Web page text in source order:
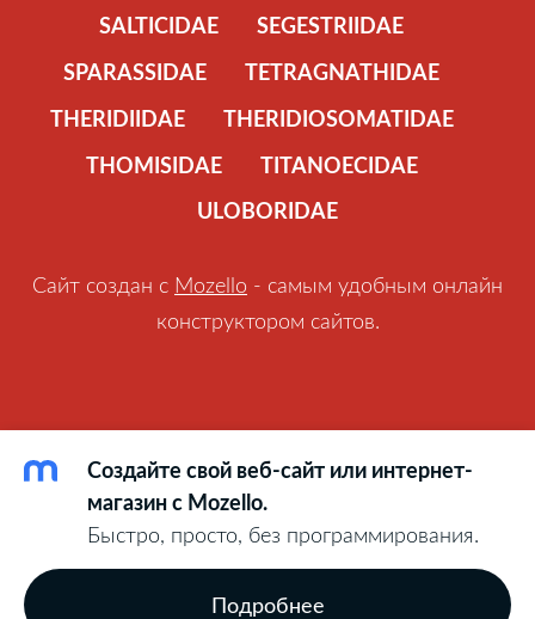
SALTICIDAE
SEGESTRIIDAE
SPARASSIDAE
TETRAGNATHIDAE
THERIDIIDAE
THERIDIOSOMATIDAE
THOMISIDAE
TITANOECIDAE
ULOBORIDAE
Сайт создан с Mozello - самым удобным онлайн
конструктором сайтов.
Создайте свой веб-сайт или интернет-
магазин с Mozello.
Быстро, просто, без программирования.
Подробнее